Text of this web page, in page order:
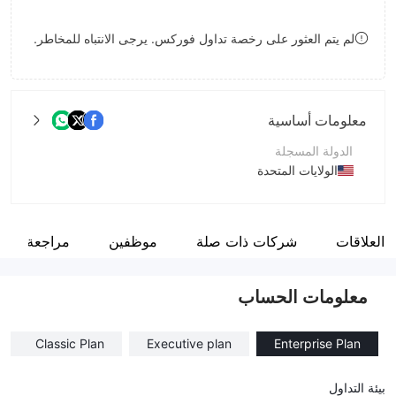
8
لم يتم العثور على رخصة تداول فوركس. يرجى الانتباه للمخاطر.
معلومات أساسية
الدولة المسجلة
الولايات المتحدة
اسم الشركةشركات ذات صلة موظفين مراجعة
معلومات الحساب
Enterprise Plan
Executive plan
Classic Plan
بيئة التداول